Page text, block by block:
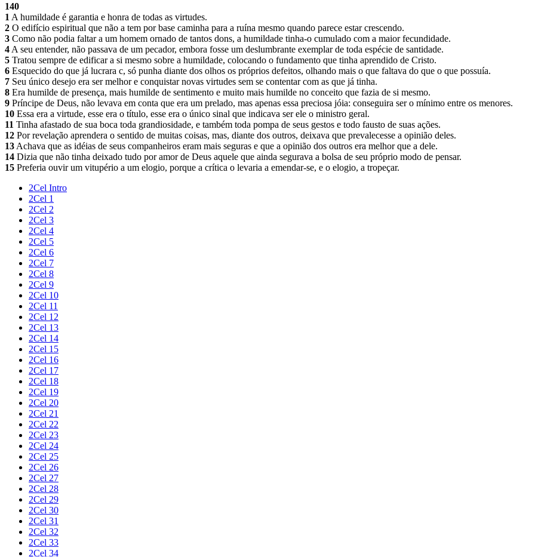
140
1 A humildade é garantia e honra de todas as virtudes.
2 O edifício espiritual que não a tem por base caminha para a ruína mesmo quando parece estar crescendo.
3 Como não podia faltar a um homem ornado de tantos dons, a humildade tinha-o cumulado com a maior fecundidade.
4 A seu entender, não passava de um pecador, embora fosse um deslumbrante exemplar de toda espécie de santidade.
5 Tratou sempre de edificar a si mesmo sobre a humildade, colocando o fundamento que tinha aprendido de Cristo.
6 Esquecido do que já lucrara c, só punha diante dos olhos os próprios defeitos, olhando mais o que faltava do que o que possuía.
7 Seu único desejo era ser melhor e conquistar novas virtudes sem se contentar com as que já tinha.
8 Era humilde de presença, mais humilde de sentimento e muito mais humilde no conceito que fazia de si mesmo.
9 Príncipe de Deus, não levava em conta que era um prelado, mas apenas essa preciosa jóia: conseguira ser o mínimo entre os menores.
10 Essa era a virtude, esse era o título, esse era o único sinal que indicava ser ele o ministro geral.
11 Tinha afastado de sua boca toda grandiosidade, e também toda pompa de seus gestos e todo fausto de suas ações.
12 Por revelação aprendera o sentido de muitas coisas, mas, diante dos outros, deixava que prevalecesse a opinião deles.
13 Achava que as idéias de seus companheiros eram mais seguras e que a opinião dos outros era melhor que a dele.
14 Dizia que não tinha deixado tudo por amor de Deus aquele que ainda segurava a bolsa de seu próprio modo de pensar.
15 Preferia ouvir um vitupério a um elogio, porque a crítica o levaria a emendar-se, e o elogio, a tropeçar.
2Cel Intro
2Cel 1
2Cel 2
2Cel 3
2Cel 4
2Cel 5
2Cel 6
2Cel 7
2Cel 8
2Cel 9
2Cel 10
2Cel 11
2Cel 12
2Cel 13
2Cel 14
2Cel 15
2Cel 16
2Cel 17
2Cel 18
2Cel 19
2Cel 20
2Cel 21
2Cel 22
2Cel 23
2Cel 24
2Cel 25
2Cel 26
2Cel 27
2Cel 28
2Cel 29
2Cel 30
2Cel 31
2Cel 32
2Cel 33
2Cel 34